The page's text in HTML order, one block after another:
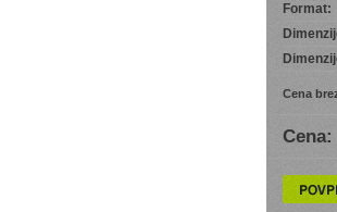
Format:
Cena
Cena: